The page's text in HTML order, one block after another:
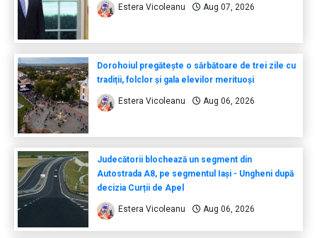
Estera Vicoleanu Aug 07, 2026
Dorohoiul pregătește o sărbătoare de trei zile cu
tradiții, folclor și gala elevilor merituoși
Estera Vicoleanu Aug 06, 2026
Judecătorii blochează un segment din
Autostrada A8, pe segmentul Iași - Ungheni după
decizia Curții de Apel
Estera Vicoleanu Aug 06, 2026